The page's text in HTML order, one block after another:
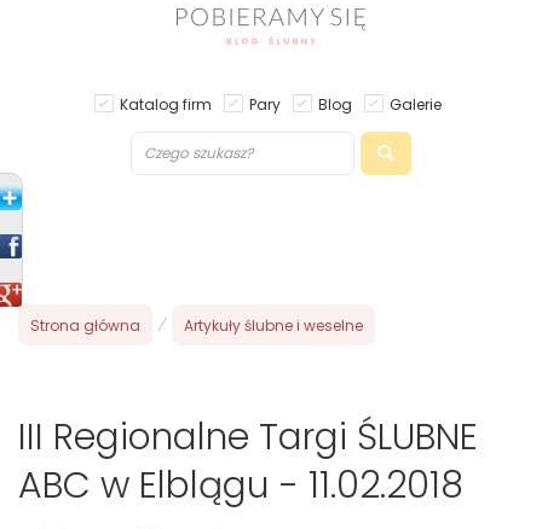
Katalog firm Pary Blog Galerie
Strona główna / Artykuły ślubne i weselne
III Regionalne Targi ŚLUBNE
ABC w Elblągu - 11.02.2018